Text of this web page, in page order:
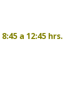
8:45 a 12:45 hrs.